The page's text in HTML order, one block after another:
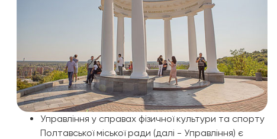
Управління у справах фізичної культури та спорту
Полтавської міської ради (далі - Управління) є